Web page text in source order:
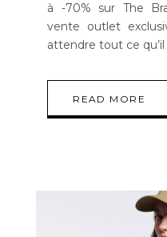
à -70% sur The
vente outlet
attendre tout ce
READ MORE